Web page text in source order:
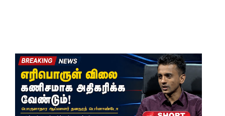
கோரி
ஜெய்சங்க
ருக்கு
விஜய்